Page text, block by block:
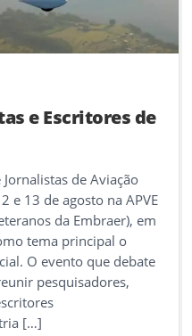
e Escritores de
de Aviação
e 13 de agosto na APVE
da Embraer), em
tema principal o
O evento que debate
pesquisadores,
[…]